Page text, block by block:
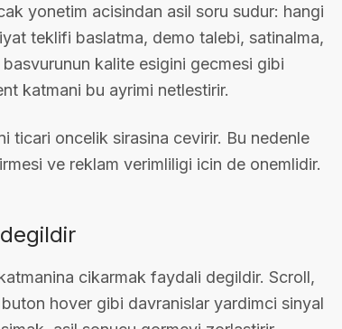
yonetim acisindan asil soru sudur: hangi
teklifi baslatma, demo talebi, satinalma,
kalite esigini gecmesi gibi
katmani bu ayrimi netlestirir.
ticari oncelik sirasina cevirir. Bu nedenle
ve reklam verimliligi icin de onemlidir.
cikarmak faydali degildir. Scroll,
hover gibi davranislar yardimci sinyal